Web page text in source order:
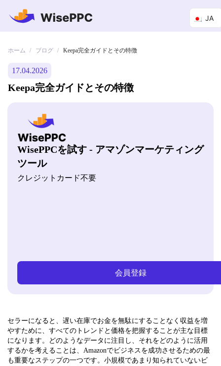
JA
ホーム / ブログ / Keepa完全ガイドとその特徴
17.04.2026
Keepa完全ガイドとその特徴
WisePPCを試す - アマゾンマーケティング
ツール
クレジットカード不要
会員登録
セラーになると、遅い在庫でお金を無駄にすることなく収益を増
やすために、すべてのトレンドと価格を把握することが主な目標
になります。どのようなデータに注目し、それをどのように活用
するかを考えることは、Amazonでビジネスを成功させるための最
も重要なステップの一つです。小規模であまり知られていないビ